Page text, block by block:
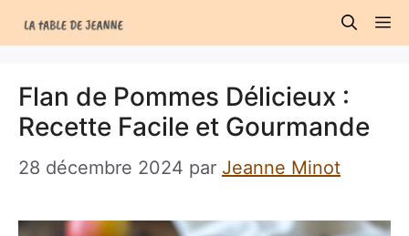
au
Flan de Pommes Délicieux :
Recette Facile et Gourmande
28 décembre 2024 par Jeanne Minot